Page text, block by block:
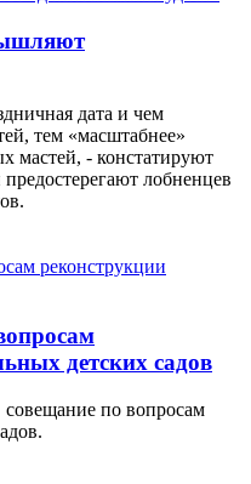
дата и чем
тем «масштабнее»
мастей, - констатируют
лобненцев
детских садов
по вопросам